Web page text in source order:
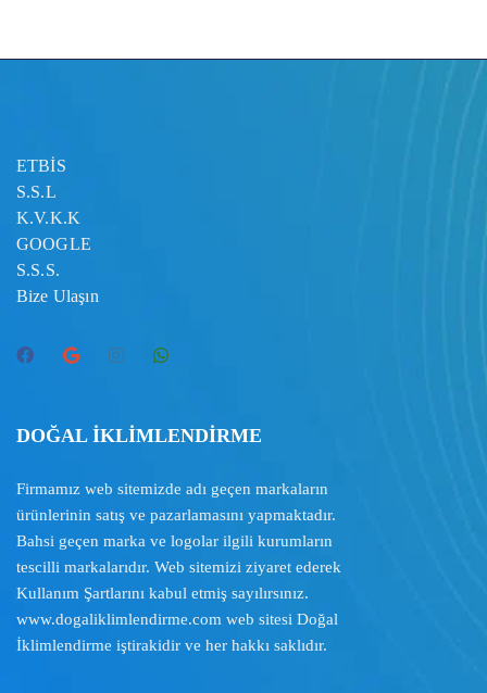
ETBİS
S.S.L
K.V.K.K
GOOGLE
S.S.S.
Bize Ulaşın
DOĞAL İKLİMLENDİRME
Firmamız web sitemizde adı geçen markaların
ürünlerinin satış ve pazarlamasını yapmaktadır.
Bahsi geçen marka ve logolar ilgili kurumların
tescilli markalarıdır. Web sitemizi ziyaret ederek
Kullanım Şartlarını kabul etmiş sayılırsınız.
www.dogaliklimlendirme.com web sitesi Doğal
İklimlendirme iştirakidir ve her hakkı saklıdır.